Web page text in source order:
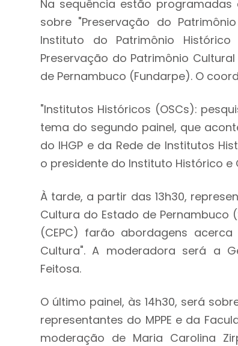
Na sequência estão
sobre "Preservação do
Instituto do Patrimônio
Preservação do Patrimônio
de Pernambuco (Fundarpe). O
"Institutos Históricos (OSCs):
tema do segundo painel, que
do IHGP e da Rede de Institutos
o presidente do Instituto Histórico e
À tarde, a partir das 13h30,
Cultura do Estado de Pernambuco
(CEPC) farão abordagens
Cultura". A moderadora será a
Feitosa.
O último painel, às 14h30, será
representantes do MPPE e da
moderação de Maria Carolina